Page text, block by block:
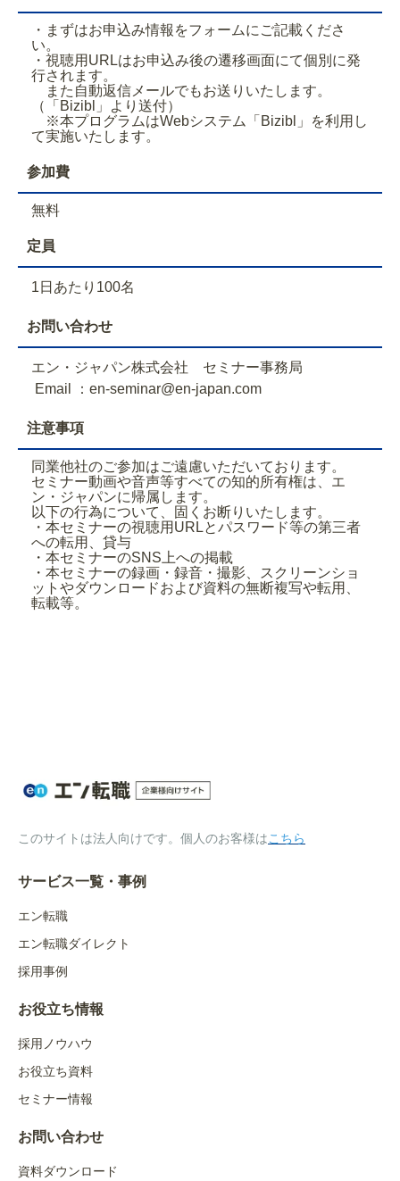
・まずはお申込み情報をフォームにご記載くださ
い。
・視聴用URLはお申込み後の遷移画面にて個別に発
行されます。
また自動返信メールでもお送りいたします。
（「Bizibl」より送付）
※本プログラムはWebシステム「Bizibl」を利用し
て実施いたします。
参加費
無料
定員
1日あたり100名
お問い合わせ
エン・ジャパン株式会社 セミナー事務局
Email ：en-seminar@en-japan.com
注意事項
同業他社のご参加はご遠慮いただいております。
セミナー動画や音声等すべての知的所有権は、エ
ン・ジャパンに帰属します。
以下の行為について、固くお断りいたします。
・本セミナーの視聴用URLとパスワード等の第三者
への転用、貸与
・本セミナーのSNS上への掲載
・本セミナーの録画・録音・撮影、スクリーンショ
ットやダウンロードおよび資料の無断複写や転用、
転載等。
このサイトは法人向けです。個人のお客様はこちら
サービス一覧・事例
エン転職
エン転職ダイレクト
採用事例
お役立ち情報
採用ノウハウ
お役立ち資料
セミナー情報
お問い合わせ
資料ダウンロード